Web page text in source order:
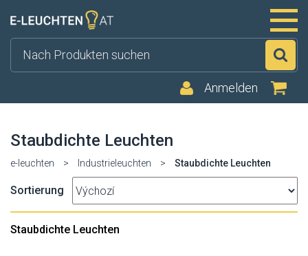
Anmelden
Staubdichte Leuchten
e-leuchten > Industrieleuchten > Staubdichte Leuchten
Sortierung
Staubdichte Leuchten